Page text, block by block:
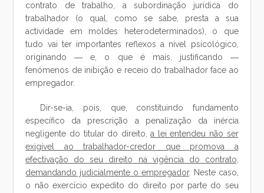
contrato de trabalho, a subordinação jurídica do
trabalhador (o qual, como se sabe, presta a sua
actividade em moldes heterodeterminados), o que
tudo vai ter importantes reflexos a nível psicológico,
originando ― e, o que é mais, justificando ―
fenómenos de inibição e receio do trabalhador face ao
empregador.
Dir-se-ia, pois, que, constituindo fundamento
específico da prescrição a penalização da inércia
negligente do titular do direito,a lei entendeu não ser
exigível ao trabalhador-credor que promova a
efectivação do seu direito na vigência do contrato,
demandando judicialmente o empregador. Neste caso,
o não exercício expedito do direito por parte do seu